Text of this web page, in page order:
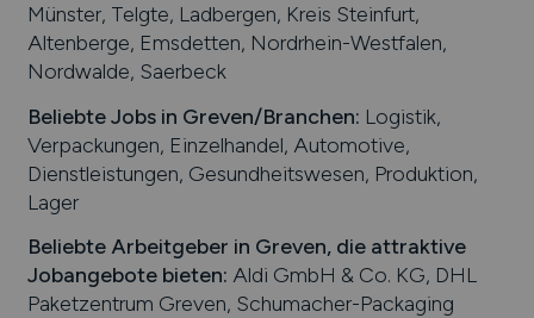
Münster, Telgte, Ladbergen, Kreis Steinfurt,
Altenberge, Emsdetten, Nordrhein-Westfalen,
Nordwalde, Saerbeck
Beliebte Jobs in Greven/Branchen: Logistik,
Verpackungen, Einzelhandel, Automotive,
Dienstleistungen, Gesundheitswesen, Produktion,
Lager
Beliebte Arbeitgeber in Greven, die attraktive
Jobangebote bieten: Aldi GmbH & Co. KG, DHL
Paketzentrum Greven, Schumacher-Packaging